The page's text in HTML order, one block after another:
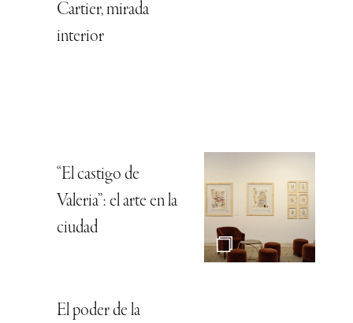
Cartier, mirada
interior
“El castigo de
Valeria”: el arte en la
ciudad
El poder de la